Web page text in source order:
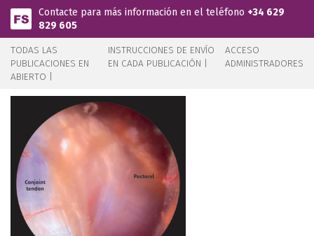
Pasar al contenido principal
Contacte para más información en el teléfono +34 629
829 605
TODAS LAS
PUBLICACIONES EN
ABIERTO |
INSTRUCCIONES DE ENVÍO
EN CADA PUBLICACIÓN |
ACCESO
ADMINISTRADORES